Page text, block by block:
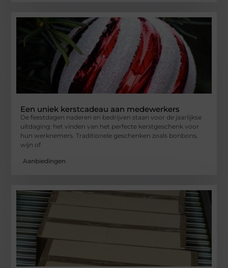
Een uniek kerstcadeau aan medewerkers
De feestdagen naderen en bedrijven staan voor de jaarlijkse
uitdaging: het vinden van het perfecte kerstgeschenk voor
hun werknemers. Traditionele geschenken zoals bonbons,
wijn of
Aanbiedingen